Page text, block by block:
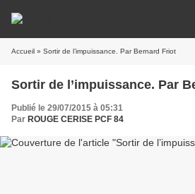
Accueil » Sortir de l’impuissance. Par Bernard Friot
Sortir de l’impuissance. Par
Publié le 29/07/2015 à 05:31
Par ROUGE CERISE PCF 84